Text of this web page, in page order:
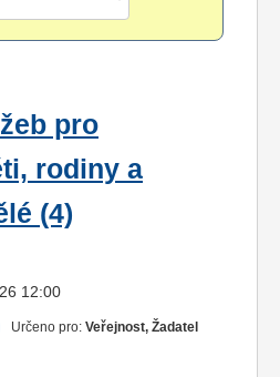
pro
rodiny a
(4)
12:00
Určeno pro: Veřejnost, Žadatel